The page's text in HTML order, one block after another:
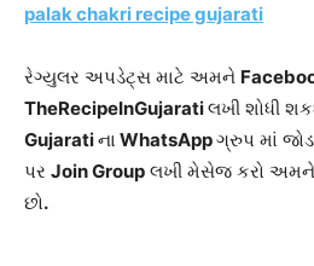
palak chakri recipe gujarati
રેગ્યુલર અપડેટ્સ માટે અમને
TheRecipeInGujaratiલખી શોધી
Gujaratiના WhatsAppગ્રુપ માં
પર Join Group લખી મેસેજ કરો અમને
છો.